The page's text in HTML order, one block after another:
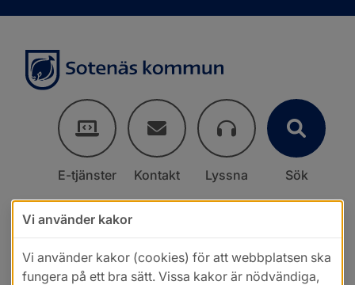
E-tjänster Kontakt Lyssna Sök
Vi använder kakor
Vi använder kakor (cookies) för att webbplatsen ska
fungera på ett bra sätt. Vissa kakor är nödvändiga,